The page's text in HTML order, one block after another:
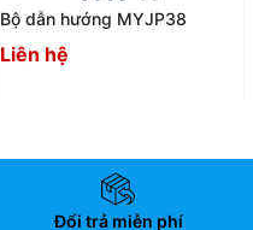
Bộ dẫn hướng MYJP38
Liên hệ
Đổi trả miễn phí